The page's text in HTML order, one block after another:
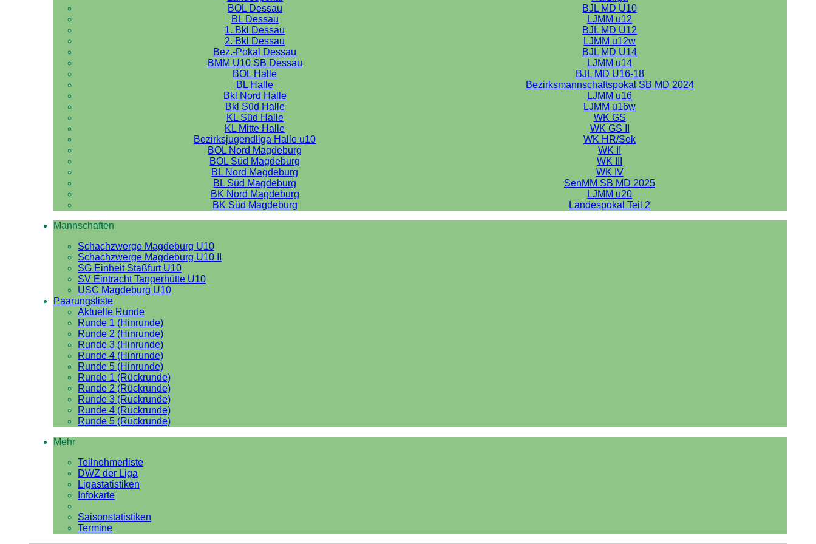
BOL Dessau
BJL MD U10
BL Dessau
LJMM u12
1. Bkl Dessau
BJL MD U12
2. Bkl Dessau
LJMM u12w
Bez.-Pokal Dessau
BJL MD U14
BMM U10 SB Dessau
LJMM u14
BOL Halle
BJL MD U16-18
BL Halle
Bezirksmannschaftspokal SB MD 2024
Bkl Nord Halle
LJMM u16
Bkl Süd Halle
LJMM u16w
KL Süd Halle
WK GS
KL Mitte Halle
WK GS II
Bezirksjugendliga Halle u10
WK HR/Sek
BOL Nord Magdeburg
WK II
BOL Süd Magdeburg
WK III
BL Nord Magdeburg
WK IV
BL Süd Magdeburg
SenMM SB MD 2025
BK Nord Magdeburg
LJMM u20
BK Süd Magdeburg
Landespokal Teil 2
Mannschaften
Schachzwerge Magdeburg U10
Schachzwerge Magdeburg U10 II
SG Einheit Staßfurt U10
SV Eintracht Tangerhütte U10
USC Magdeburg U10
Paarungsliste
Aktuelle Runde
Runde 1 (Hinrunde)
Runde 2 (Hinrunde)
Runde 3 (Hinrunde)
Runde 4 (Hinrunde)
Runde 5 (Hinrunde)
Runde 1 (Rückrunde)
Runde 2 (Rückrunde)
Runde 3 (Rückrunde)
Runde 4 (Rückrunde)
Runde 5 (Rückrunde)
Mehr
Teilnehmerliste
DWZ der Liga
Ligastatistiken
Infokarte
Saisonstatistiken
Termine